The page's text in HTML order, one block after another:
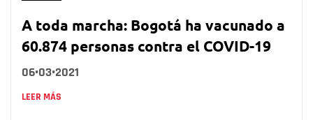
A toda marcha: Bogotá ha vacunado a
60.874 personas contra el COVID-19
06•03•2021
LEER MÁS